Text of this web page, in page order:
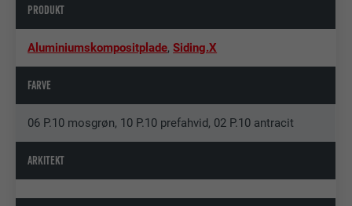
PRODUKT
Aluminiumskompositplade,Siding.X
FARVE
06 P.10 mosgrøn, 10 P.10 prefahvid, 02 P.10 antracit
ARKITEKT